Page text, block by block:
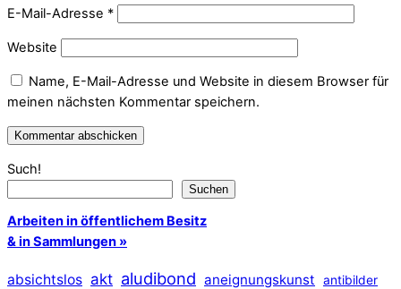
E-Mail-Adresse *
Website
Name, E-Mail-Adresse und Website in diesem Browser für
meinen nächsten Kommentar speichern.
Such!
Suchen
Arbeiten in öffentlichem Besitz
& in Sammlungen »
absichtslos akt aludibond aneignungskunst antibilder